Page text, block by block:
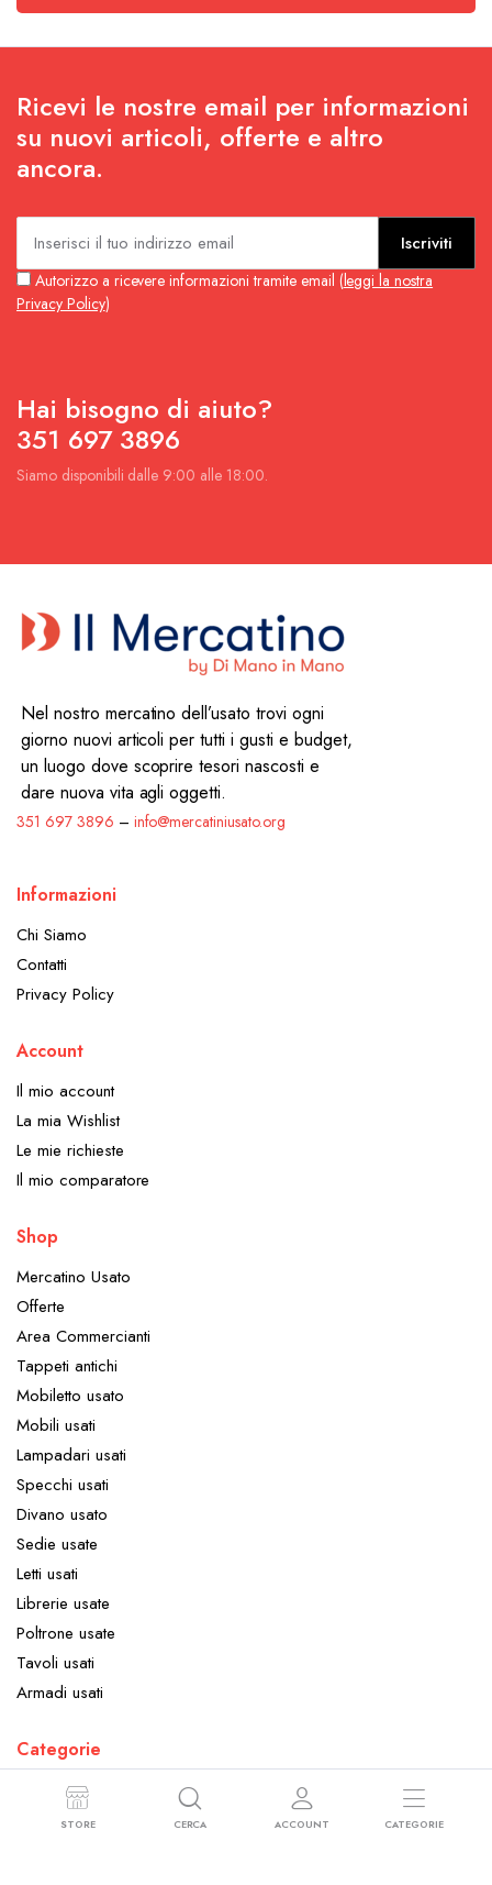
Ricevi le nostre email per informazioni
su nuovi articoli, offerte e altro
ancora.
Iscriviti
Autorizzo a ricevere informazioni tramite email (leggi la nostra
Privacy Policy)
Hai bisogno di aiuto?
351 697 3896
Siamo disponibili dalle 9:00 alle 18:00.
Nel nostro mercatino dell’usato trovi ogni
giorno nuovi articoli per tutti i gusti e budget,
un luogo dove scoprire tesori nascosti e
dare nuova vita agli oggetti.
351 697 3896 – info@mercatiniusato.org
Informazioni
Chi Siamo
Contatti
Privacy Policy
Account
Il mio account
La mia Wishlist
Le mie richieste
Il mio comparatore
Shop
Mercatino Usato
Offerte
Area Commercianti
Tappeti antichi
Mobiletto usato
Mobili usati
Lampadari usati
Specchi usati
Divano usato
Sedie usate
Letti usati
Librerie usate
Poltrone usate
Tavoli usati
Armadi usati
Categorie
Arredamento
Elettrodomestici
STORE CERCA ACCOUNT CATEGORIE